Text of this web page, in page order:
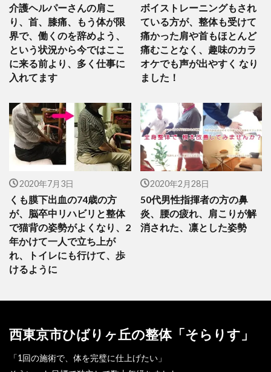
介護ヘルパーさんの肩こ
り、首、膝痛、もう体が限
界で、働くのを辞めよう、
という状況から今ではここ
に来る前より、多く仕事に
入れてます
ボイストレーニングもされ
ている方が、整体も受けて
痛かった肩や首もほとんど
痛むことなく、趣味のカラ
オケでも声が出やすく なり
ました！
2020年7月3日
くも膜下出血の74歳の方
が、脳卒中リハビリと整体
で猫背の姿勢がよくなり、2
年かけて一人で立ち上が
れ、トイレにも行けて、歩
けるように
2020年2月28日
50代男性指揮者の方の鼻
炎、腰の疲れ、肩こりが解
消された、凛とした姿勢
西東京市ひばりヶ丘の整体「そらりす」
「1回の施術で、体を完璧に仕上げたい」